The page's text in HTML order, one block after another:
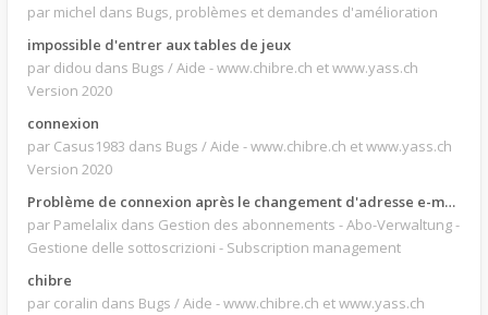
par michel dans Bugs, problèmes et demandes d'amélioration
impossible d'entrer aux tables de jeux
par didou dans Bugs / Aide - www.chibre.ch et www.yass.ch
Version 2020
connexion
par Casus1983 dans Bugs / Aide - www.chibre.ch et www.yass.ch
Version 2020
Problème de connexion après le changement d'adresse e-mail.
par Pamelalix dans Gestion des abonnements - Abo-Verwaltung -
Gestione delle sottoscrizioni - Subscription management
chibre
par coralin dans Bugs / Aide - www.chibre.ch et www.yass.ch